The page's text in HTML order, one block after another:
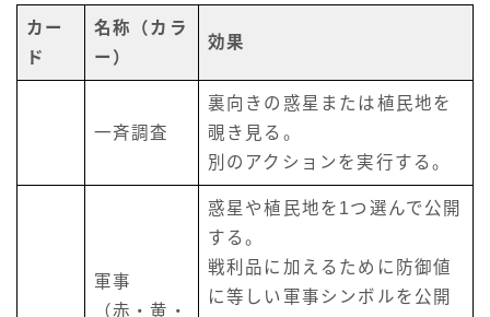
カー
ド
名称（カラ
ー）
効果
一斉調査
裏向きの惑星または植民地を
覗き見る。
別のアクションを実行する。
軍事
（赤・黄・
惑星や植民地を1つ選んで公開
する。
戦利品に加えるために防御値
に等しい軍事シンボルを公開